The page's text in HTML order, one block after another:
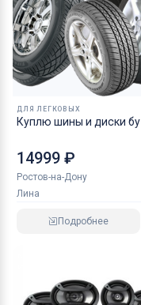
ДЛЯ ЛЕГКОВЫХ
Куплю шины и диски бу
14999 ₽
Ростов-на-Дону
Лина
Подробнее